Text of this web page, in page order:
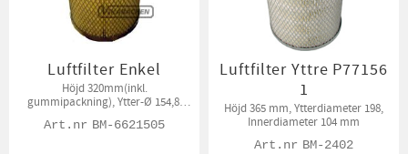
Luftfilter Enkel
Höjd 320mm(inkl.
gummipackning), Ytter-Ø 154,8,
BM-6621505
Luftfilter Yttre P77156
1
Höjd 365 mm, Ytterdiameter 198,
Innerdiameter 104 mm
BM-2402